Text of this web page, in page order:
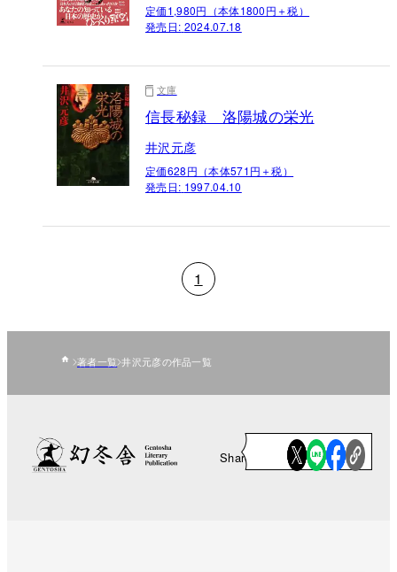
定価1,980円（本体1800円＋税）
発売日: 2024.07.18
文庫
信長秘録 洛陽城の栄光
井沢元彦
定価628円（本体571円＋税）
発売日: 1997.04.10
1
著者一覧 井沢元彦の作品一覧
Share